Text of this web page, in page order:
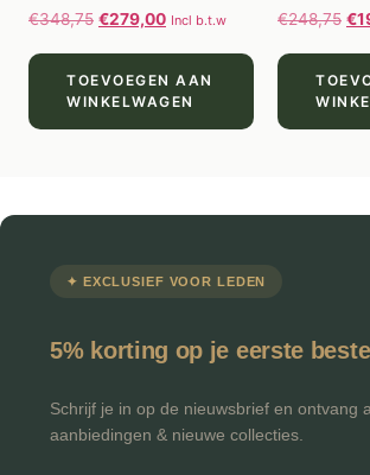
€348,75 €279,00 Incl b.t.w
TOEVOEGEN AAN
WINKELWAGEN
€248,75 €
✦ EXCLUSIEF VOOR LEDEN
5% korting op je eerste
Schrijf je in op de nieuwsbrief en ontvang
aanbiedingen & nieuwe collecties.